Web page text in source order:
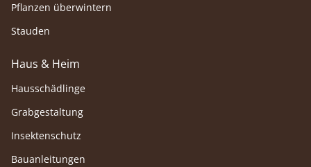
Pflanzen überwintern
Stauden
Haus & Heim
Hausschädlinge
Grabgestaltung
Insektenschutz
Bauanleitungen